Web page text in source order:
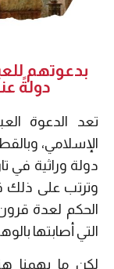
بدعوتهم
دولةً
تعد الدعوة
الإسلامي،
دولة وراثية في
وترتب على ذلك
الحكم لعدة
التي أصابتها
لكن ما يهمنا